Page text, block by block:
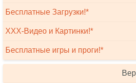
Бесплатные Загрузки!*
XXX-Видео и Картинки!*
Бесплатные игры и проги!*